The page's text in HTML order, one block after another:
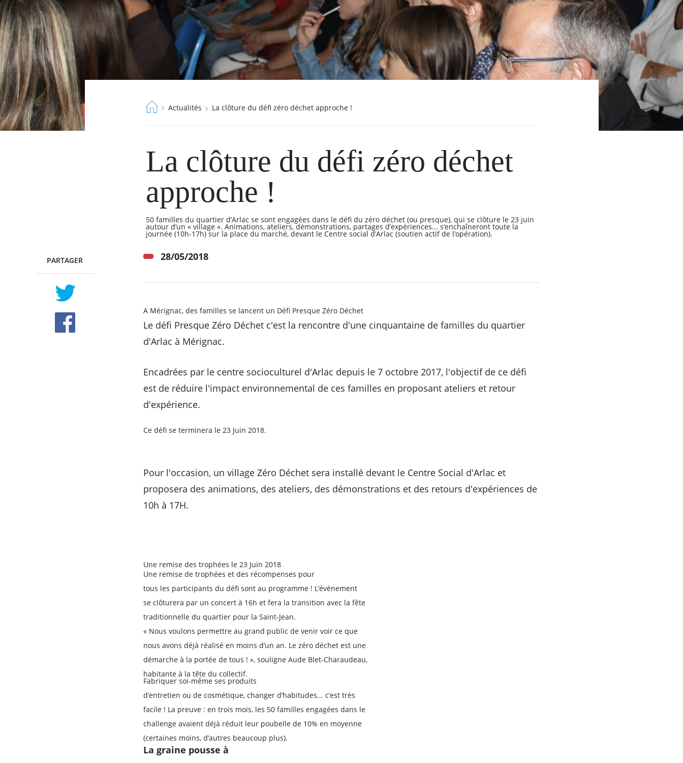
Fil
Actualités La clôture du défi zéro déchet approche !
La clôture du défi zéro déchet
approche !
50 familles du quartier d’Arlac se sont engagées dans le défi du zéro déchet (ou presque), qui se clôture le 23 juin
autour d’un « village ». Animations, ateliers, démonstrations, partages d’expériences... s’enchaîneront toute la
journée (10h-17h) sur la place du marché, devant le Centre social d’Arlac (soutien actif de l’opération).
PARTAGER
TWITTER
FACEBOOK
28/05/2018
A Mérignac, des familles se lancent un Défi Presque Zéro Déchet
Le défi Presque Zéro Déchet c'est la rencontre d'une cinquantaine de familles du quartier
d'Arlac à Mérignac.
Encadrées par le centre socioculturel d'Arlac depuis le 7 octobre 2017, l'objectif de ce défi
est de réduire l'impact environnemental de ces familles en proposant ateliers et retour
d'expérience.
Ce défi se terminera le 23 Juin 2018.
Pour l'occasion, un village Zéro Déchet sera installé devant le Centre Social d'Arlac et
proposera des animations, des ateliers, des démonstrations et des retours d'expériences de
10h à 17H.
Une remise des trophées le 23 Juin 2018
Une remise de trophées et des récompenses pour
tous les participants du défi sont au programme ! L’évènement
se clôturera par un concert à 16h et fera la transition avec la fête
traditionnelle du quartier pour la Saint-Jean.
« Nous voulons permettre au grand public de venir voir ce que
nous avons déjà réalisé en moins d’un an. Le zéro déchet est une
démarche à la portée de tous ! », souligne Aude Blet-Charaudeau,
habitante à la tête du collectif.
Fabriquer soi-même ses produits
d’entretien ou de cosmétique, changer d’habitudes... c’est très
facile ! La preuve : en trois mois, les 50 familles engagées dans le
challenge avaient déjà réduit leur poubelle de 10% en moyenne
(certaines moins, d’autres beaucoup plus).
La graine pousse à